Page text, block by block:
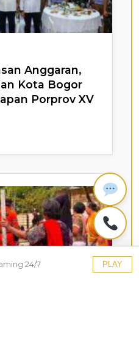
Anggaran,
Kota Bogor
Porprov XV
24/7 PLAY